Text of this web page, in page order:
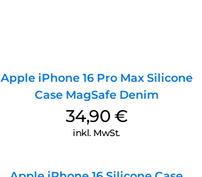
Apple iPhone 16 Pro Max Silicone
Case MagSafe Denim
34,90 €
inkl. MwSt.